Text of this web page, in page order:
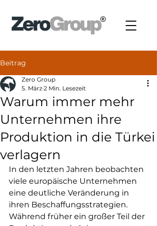
Beitrag
Warum immer mehr
Unternehmen ihre
Produktion in die Türkei
verlagern
Zero Group
5. März 2 Min. Lesezeit
In den letzten Jahren beobachten
viele europäische Unternehmen
eine deutliche Veränderung in
ihren Beschaffungsstrategien.
Während früher ein großer Teil der